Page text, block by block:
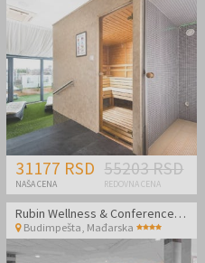
31177 RSD
NAŠA CENA
55203 RSD
REDOVNA CENA
Rubin Wellness & Conference Hotel
Budimpešta Mađarska